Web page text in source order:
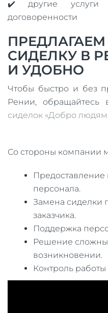
✔️ другие услуги
договоренности
СИДЕЛКУ В
И УДОБНО
Чтобы быстро и без
Рении, обращайтесь
сиделок «Добро
Со стороны компании
персонала.
Замена сиделки
заказчика.
Поддержка
Решение
возникновении.
Контроль